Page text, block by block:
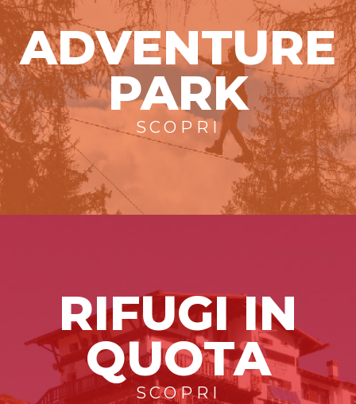
ADVENTURE
PARK
SCOPRI
RIFUGI IN
QUOTA
SCOPRI